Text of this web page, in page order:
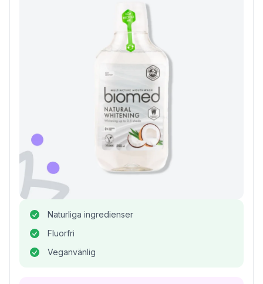
Naturliga ingredienser
Fluorfri
Veganvänlig